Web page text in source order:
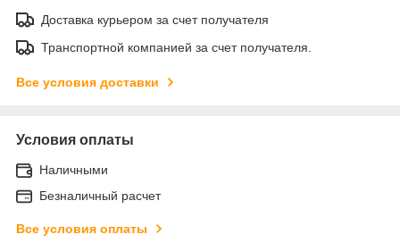
Доставка курьером за счет получателя
Транспортной компанией за счет получателя.
Все условия доставки
Условия оплаты
Наличными
Безналичный расчет
Все условия оплаты